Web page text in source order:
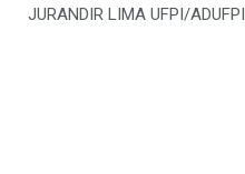
JURANDIR LIMA UFPI/ADUFPI